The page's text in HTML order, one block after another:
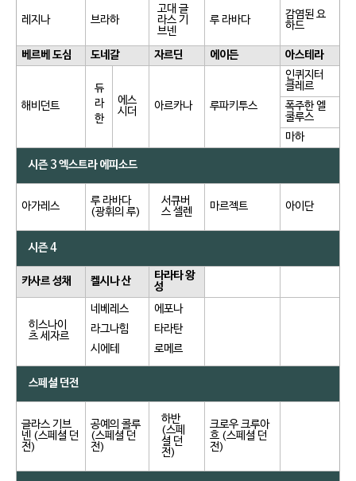
레지나 브라하
고대 글
라스 기
브넨
루 라바다
감염된 요
하드
베르베 도심 도네갈 자르딘 에이든 아스테라
해비던트
듀
라
한
에스
시더
아르카나 루파키투스
인퀴지터
클레르
폭주한 엘
쿨루스
마하
시즌 3 엑스트라 에피소드
아가레스
루 라바다
(광휘의 루)
서큐버
스 셀렌
마르젝트 아이단
시즌 4
카사르 성채 켈시나 산
타라타 왕
성
히스나이
츠 세자르
네베레스
라그나힘
시에테
에포나
타라탄
로메르
스페셜 던전
글라스 기브
넨 (스페셜 던
전)
공예의 콜루
(스페셜 던
전)
하반
(스페
셜 던
전)
크로우 크루아
흐 (스페셜 던
전)